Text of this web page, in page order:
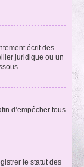
écrit des
juridique ou un
d’empêcher tous
le statut des